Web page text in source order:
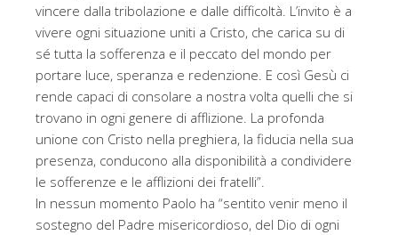
vincere dalla tribolazione e dalle difficoltà. L’invito è a
vivere ogni situazione uniti a Cristo, che carica su di
sé tutta la sofferenza e il peccato del mondo per
portare luce, speranza e redenzione. E così Gesù ci
rende capaci di consolare a nostra volta quelli che si
trovano in ogni genere di afflizione. La profonda
unione con Cristo nella preghiera, la fiducia nella sua
presenza, conducono alla disponibilità a condividere
le sofferenze e le afflizioni dei fratelli”.
In nessun momento Paolo ha “sentito venir meno il
sostegno del Padre misericordioso, del Dio di ogni